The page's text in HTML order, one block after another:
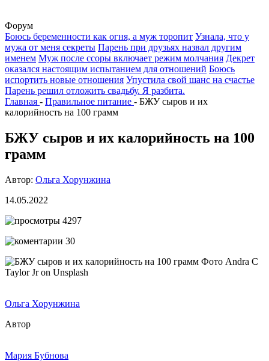
Форум
Боюсь беременности как огня, а муж торопит Узнала, что у
мужа от меня секреты Парень при друзьях назвал другим
именем Муж после ссоры включает режим молчания Декрет
оказался настоящим испытанием для отношений Боюсь
испортить новые отношения Упустила свой шанс на счастье
Парень решил отложить свадьбу. Я разбита.
Главная - Правильное питание - БЖУ сыров и их
калорийность на 100 грамм
БЖУ сыров и их калорийность на 100
грамм
Автор: Ольга Хорунжина
14.05.2022
4297
30
Фото Andra C
Taylor Jr on Unsplash
Ольга Хорунжина
Автор
Мария Бубнова